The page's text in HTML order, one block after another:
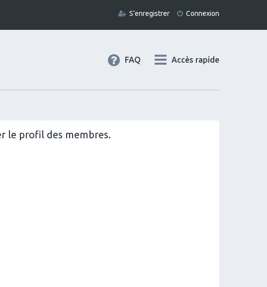
Connexion
S’enregistrer
Accès rapide
FAQ
le profil des membres.